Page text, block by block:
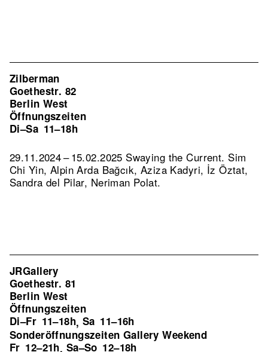
Zilberman
Goethestr. 82
Berlin West
Öffnungszeiten
Di–Sa 11–18h
29.11.2024 – 15.02.2025 Swaying the Current. Sim
Chi Yin, Alpin Arda Bağcık, Aziza Kadyri, İz Öztat,
Sandra del Pilar, Neriman Polat.
JRGallery
Goethestr. 81
Berlin West
Öffnungszeiten
Di–Fr 11–18h, Sa 11–16h
Sonderöffnungszeiten Gallery Weekend
Fr 12–21h, Sa–So 12–18h